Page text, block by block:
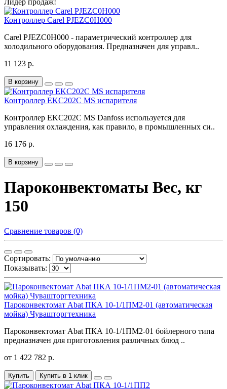
Лидер продаж!
Контроллер Carel PJEZC0H000
Carel PJEZC0H000 - параметрический контроллер для
холодильного оборудования. Предназначен для управл..
11 123 р.
В корзину
Контроллер EKC202C MS испарителя
Контроллер EKC202C MS Danfoss используется для
управления охлаждения, как правило, в промышленных си..
16 176 р.
В корзину
Пароконвектоматы Вес, кг
150
Сравнение товаров (0)
Сортировать:
Показывать:
Пароконвектомат Abat ПКА 10-1/1ПМ2-01 (автоматическая
мойка) Чувашторгтехника
Пароконвектомат Abat ПКА 10-1/1ПМ2-01 бойлерного типа
предназначен для приготовления различных блюд ..
от 1 422 782 р.
Купить Купить в 1 клик